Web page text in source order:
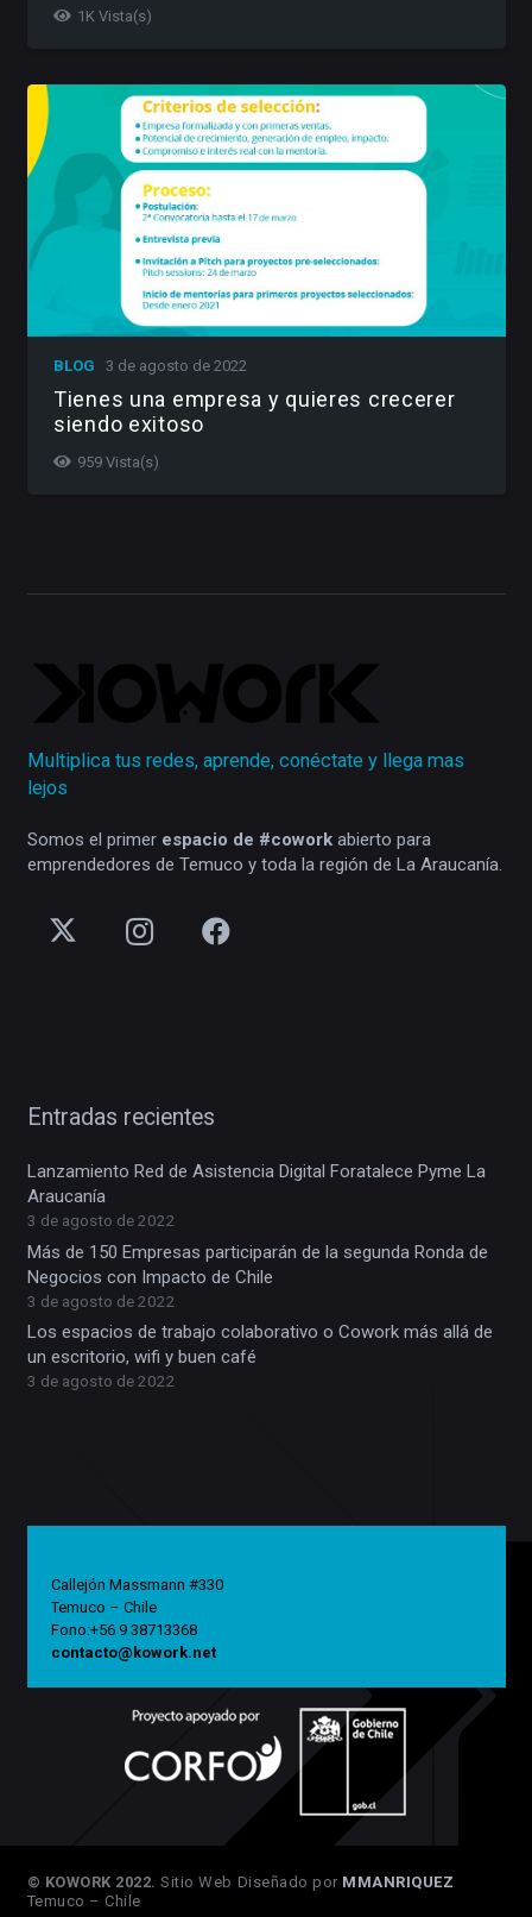
1K Vista(s)
BLOG 3 de agosto de 2022
Tienes una empresa y quieres crecerer
siendo exitoso
959 Vista(s)
Multiplica tus redes, aprende, conéctate y llega mas
lejos
Somos el primer espacio de #coworkabierto para
emprendedores de Temuco y toda la región de La Araucanía.
Entradas recientes
Lanzamiento Red de Asistencia Digital Foratalece Pyme La
Araucanía
3 de agosto de 2022
Más de 150 Empresas participarán de la segunda Ronda de
Negocios con Impacto de Chile
3 de agosto de 2022
Los espacios de trabajo colaborativo o Cowork más allá de
un escritorio, wifi y buen café
3 de agosto de 2022
Callejón Massmann #330
Temuco – Chile
Fono:+56 9 38713368
contacto@kowork.net
© KOWORK 2022. Sitio Web Diseñado por MMANRIQUEZ
Temuco – Chile